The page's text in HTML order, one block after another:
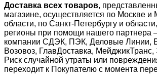
Доставка всех товаров,
магазине, осуществляется по Москве и
области, по Санкт-Петербургу и
регионы при помощи нашего партнера
компании СДЭК, ПЭК, Деловые Линии,
Возовоз, ГлавДоставка, МейджикТранс,
Риск случайной утраты или
переходит к Покупателю с момента